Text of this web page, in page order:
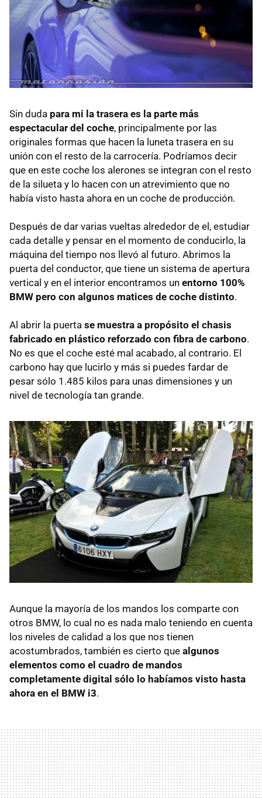
Sin duda para mi la trasera es la parte más
espectacular del coche, principalmente por las
originales formas que hacen la luneta trasera en su
unión con el resto de la carrocería. Podríamos decir
que en este coche los alerones se integran con el resto
de la silueta y lo hacen con un atrevimiento que no
había visto hasta ahora en un coche de producción.
Después de dar varias vueltas alrededor de el, estudiar
cada detalle y pensar en el momento de conducirlo, la
máquina del tiempo nos llevó al futuro. Abrimos la
puerta del conductor, que tiene un sistema de apertura
vertical y en el interior encontramos un entorno 100%
BMW pero con algunos matices de coche distinto.
Al abrir la puerta se muestra a propósito el chasis
fabricado en plástico reforzado con fibra de carbono.
No es que el coche esté mal acabado, al contrario. El
carbono hay que lucirlo y más si puedes fardar de
pesar sólo 1.485 kilos para unas dimensiones y un
nivel de tecnología tan grande.
Aunque la mayoría de los mandos los comparte con
otros BMW, lo cual no es nada malo teniendo en cuenta
los niveles de calidad a los que nos tienen
acostumbrados, también es cierto que algunos
elementos como el cuadro de mandos
completamente digital sólo lo habíamos visto hasta
ahora en el BMW i3.